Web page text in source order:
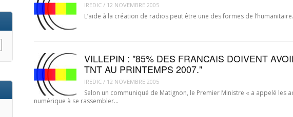
IREDIC/ 12 NOVEMBRE 2005
L’aide à la création de radios peut être une des formes de
VILLEPIN : "85% DES FRANCAIS DOIVENT
TNT AU PRINTEMPS 2007."
IREDIC/ 12 NOVEMBRE 2005
Selon un communiqué de Matignon, le Premier Ministre « a appelé les
numérique à se rassembler…